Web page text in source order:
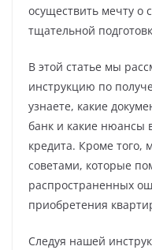
осуществить мечту о
тщательной
В этой статье мы
инструкцию по
узнаете, какие
банк и какие нюансы
кредита. Кроме
советами, которые
распространенных
приобретения
Следуя нашей